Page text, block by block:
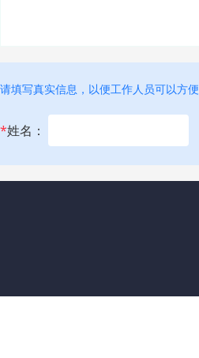
请填写真实信息，以便工作人员可以方
*姓名：